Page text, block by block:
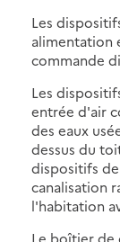
Les
alimentation
commande
Les
entrée d'air
des eaux
dessus du
dispositifs
canalisation
l'habitation
Le boîtier de